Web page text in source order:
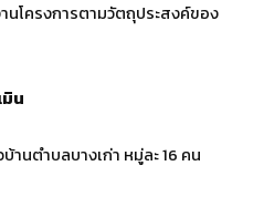
รงการตามวัตถุประสงค์ของ
มิน
ำบลบางเก่า หมู่ละ 16 คน